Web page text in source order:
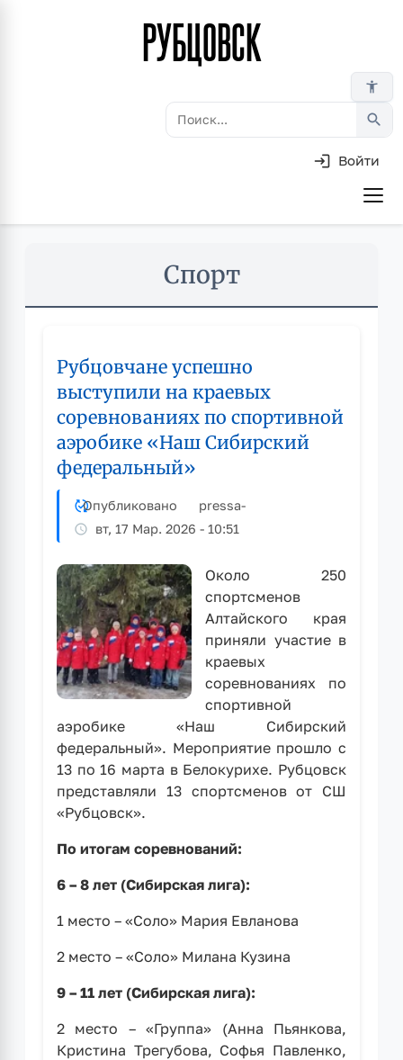
РУБЦОВСК
accessibility_new
search
Войти
Спорт
Рубцовчане успешно
выступили на краевых
соревнованиях по спортивной
аэробике «Наш Сибирский
федеральный»
Опубликовано pressa-
вт, 17 Мар. 2026 - 10:51
Около 250
спортсменов
Алтайского края
приняли участие в
краевых
соревнованиях по
спортивной
аэробике «Наш Сибирский
федеральный». Мероприятие прошло с
13 по 16 марта в Белокурихе. Рубцовск
представляли 13 спортсменов от СШ
«Рубцовск».
По итогам соревнований:
6 – 8 лет (Сибирская лига):
1 место – «Соло» Мария Евланова
2 место – «Соло» Милана Кузина
9 – 11 лет (Сибирская лига):
2 место – «Группа» (Анна Пьянкова,
Кристина Трегубова, Софья Павленко,